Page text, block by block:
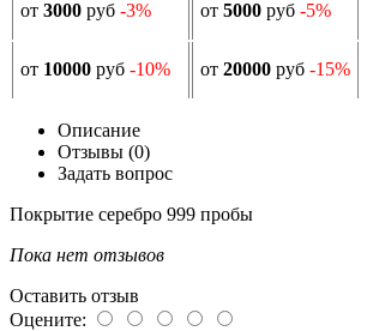
от 3000 руб -3% от 5000 руб -5%
от 10000 руб -10% от 20000 руб -15%
Описание
Отзывы (0)
Задать вопрос
Покрытие серебро 999 пробы
Пока нет отзывов
Оставить отзыв
Оцените: